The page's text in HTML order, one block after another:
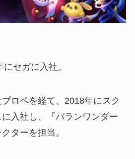
セガに入社。
ロペを経て、2018年にスク
入社し、『バランワンダー
ターを担当。